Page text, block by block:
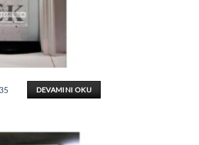
DEVAMINI OKU